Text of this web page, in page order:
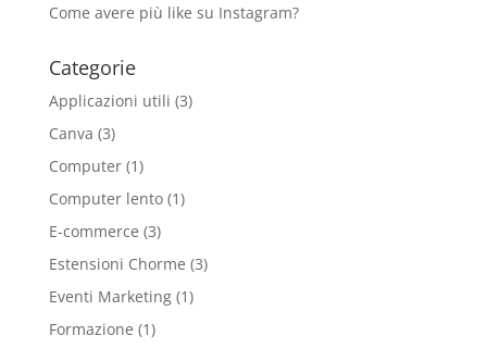
Come avere più like su Instagram?
Categorie
Applicazioni utili (3)
Canva (3)
Computer(1)
Computer lento(1)
E-commerce (3)
Estensioni Chorme (3)
Eventi Marketing(1)
Formazione (1)